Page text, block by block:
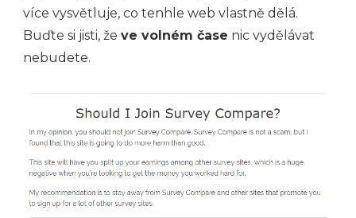
více vysvětluje, co tenhle web vlastně dělá.
Buďte si jisti, že ve volném čase nic vydělávat
nebudete.